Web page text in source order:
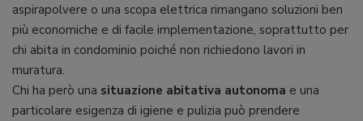
aspirapolvere o una scopa elettrica rimangano soluzioni ben
più economiche e di facile implementazione, soprattutto per
chi abita in condominio poiché non richiedono lavori in
muratura.
Chi ha però una situazione abitativa autonoma e una
particolare esigenza di igiene e pulizia può prendere